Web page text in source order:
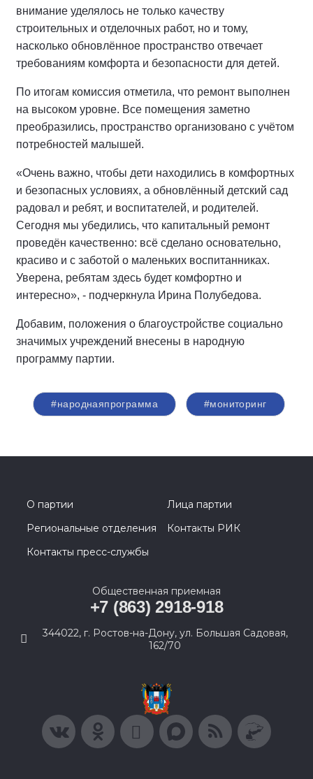
внимание уделялось не только качеству
строительных и отделочных работ, но и тому,
насколько обновлённое пространство отвечает
требованиям комфорта и безопасности для детей.
По итогам комиссия отметила, что ремонт выполнен
на высоком уровне. Все помещения заметно
преобразились, пространство организовано с учётом
потребностей малышей.
«Очень важно, чтобы дети находились в комфортных
и безопасных условиях, а обновлённый детский сад
радовал и ребят, и воспитателей, и родителей.
Сегодня мы убедились, что капитальный ремонт
проведён качественно: всё сделано основательно,
красиво и с заботой о маленьких воспитанниках.
Уверена, ребятам здесь будет комфортно и
интересно», - подчеркнула Ирина Полубедова.
Добавим, положения о благоустройстве социально
значимых учреждений внесены в народную
программу партии.
#народнаяпрограмма #мониторинг
О партии
Лица партии
Региональные отделения
Контакты РИК
Контакты пресс-службы
Общественная приемная
+7 (863) 2918-918
344022, г. Ростов-на-Дону, ул. Большая Садовая,
162/70